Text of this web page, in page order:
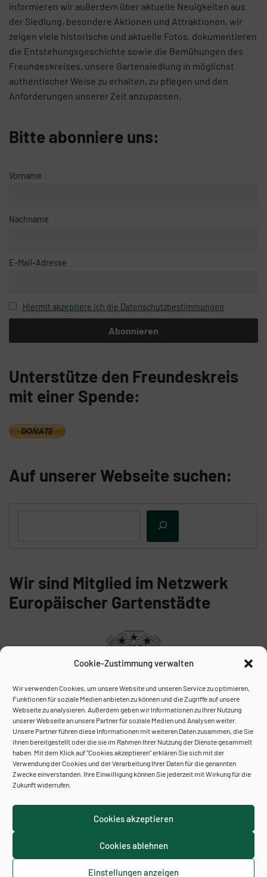
Cookie-Zustimmung verwalten
Wir verwenden Cookies, um unsere Website und unseren Service zu optimieren,
Funktionen für soziale Medien anbieten zu können und die Zugriffe auf unsere
Webseite zu analysieren. Außerdem geben wir Informationen zu Ihrer Nutzung
unserer Webseite an unsere Partner für soziale Medien und Analysen weiter.
Unsere Partner führen diese Informationen mit weiteren Daten zusammen, die Sie
ihnen bereitgestellt oder die sie im Rahmen Ihrer Nutzung der Dienste gesammelt
haben. Mit dem Klick auf "Cookies akzeptieren" erklären Sie sich mit der
Verwendung der Cookies und der Verarbeitung Ihrer Daten für die genannten
Zwecke einverstanden. Ihre Einwilligung können Sie jederzeit mit Wirkung für die
Zukunft widerrufen.
Cookies akzeptieren
Cookies ablehnen
Einstellungen anzeigen
informieren wir außerdem über aktuelle Neuigkeiten aus
der Siedlung, besondere Aktionen und Attraktionen, wir
zeigen viele historische und aktuelle Fotos, dokumentieren
die Entstehungsgeschichte sowie die Bemühungen des
Freundeskreises, unsere Gartensiedlung in möglichst
authentischer Weise zu erhalten, zu pflegen und den
Anforderungen unserer Zeit anzupassen.
Bitte abonniere uns:
Vorname
Nachname
E-Mail-Adresse
Hiermit akzeptiere ich die Datenschutzbestimmungen
Unterstütze den Freundeskreis
mit einer Spende:
Auf unserer Webseite suchen:
Wir sind Mitglied im Netzwerk
Europäischer Gartenstädte
Unser Archiv:
Impressum
Datenschutzerklärung
Cookie-Richtlinie (EU)